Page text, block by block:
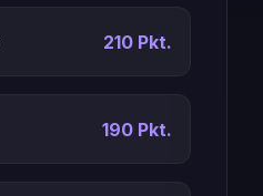
210 Pkt.
190 Pkt.